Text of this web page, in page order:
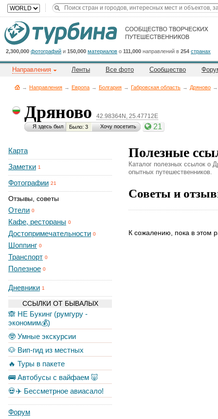
2,300,000 фотографий и 150,000 материалов о 111,000 направлений в 254 странах
Направления Ленты Все фото Сообщество
→ Направления → Европа → Болгария → Габровская область → Дряново →
Дряново 42.98364N, 25.47712E
Я здесь был Было: 3 Хочу посетить 21
Карта
Заметки 1
Фотографии 21
Отзывы, советы
Отели 0
Кафе, рестораны 0
Достопримечательности 0
Шоппинг 0
Транспорт 0
Полезное 0
Дневники 1
ССЫЛКИ ОТ БЫВАЛЫХ
🙈 НЕ Букинг (румгуру -
экономим💰)
🤓 Умные экскурсии
🐶 Вип-гид из местных
🔥 Туры в пакете
🚌 Автобусы с вайфаем 🐷
💀✈️ Бессметрное авиасало!
Форум
Полезные
Каталог полезных ссылок о
опытных путешественников.
Советы и
К сожалению, пока в этом
Cейчас
на
сайте:
Title
Button